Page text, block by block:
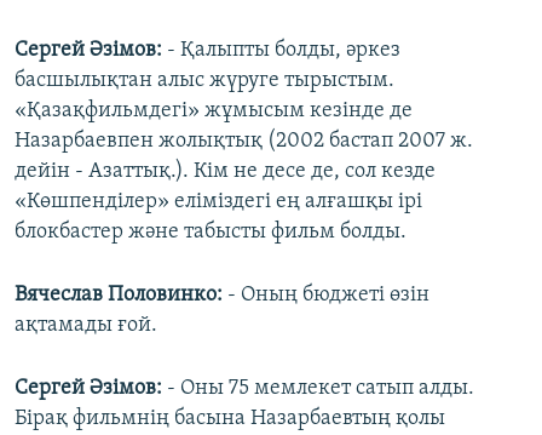
Сергей Әзімов: - Қалыпты болды, әркез
басшылықтан алыс жүруге тырыстым.
«Қазақфильмдегі» жұмысым кезінде де
Назарбаевпен жолықтық (2002 бастап 2007 ж.
дейін - Азаттық.). Кім не десе де, сол кезде
«Көшпенділер» еліміздегі ең алғашқы ірі
блокбастер және табысты фильм болды.
Вячеслав Половинко: - Оның бюджеті өзін
ақтамады ғой.
Сергей Әзімов: - Оны 75 мемлекет сатып алды.
Бірақ фильмнің басына Назарбаевтың қолы